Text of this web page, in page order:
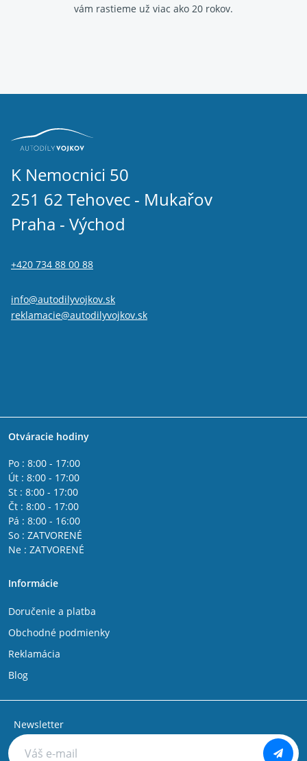
vám rastieme už viac ako 20 rokov.
K Nemocnici 50
251 62 Tehovec - Mukařov
Praha - Východ
+420 734 88 00 88
info@autodilyvojkov.sk
reklamacie@autodilyvojkov.sk
Otváracie hodiny
Po : 8:00 - 17:00
Út : 8:00 - 17:00
St : 8:00 - 17:00
Čt : 8:00 - 17:00
Pá : 8:00 - 16:00
So : ZATVORENÉ
Ne : ZATVORENÉ
Informácie
Doručenie a platba
Obchodné podmienky
Reklamácia
Blog
Newsletter